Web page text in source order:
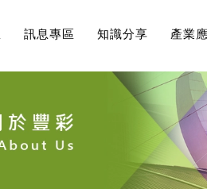
訊息專區 知識分享 產業